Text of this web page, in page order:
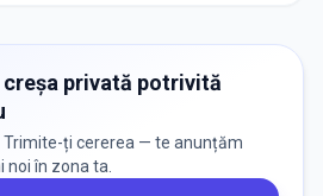
creșa privată potrivită
Trimite-ți cererea — te anunțăm
în zona ta.